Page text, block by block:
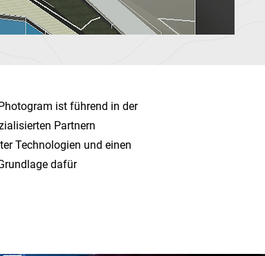
ist führend in der
Partnern
Technologien und einen
dafür